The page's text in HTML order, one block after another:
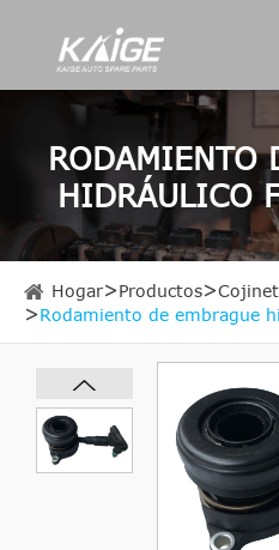
RODAMIENTO
HIDRÁULICO
Hogar Productos
Rodamiento de embrague